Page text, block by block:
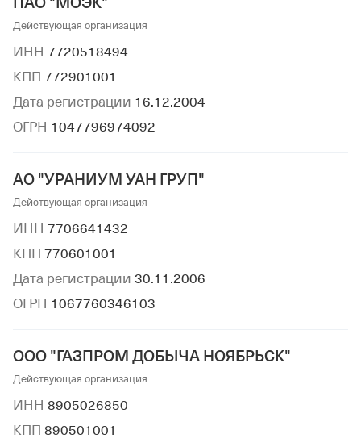
Действующая организация
ИНН 7720518494
КПП 772901001
Дата регистрации 16.12.2004
ОГРН 1047796974092
АО "УРАНИУМ УАН ГРУП"
Действующая организация
ИНН 7706641432
КПП 770601001
Дата регистрации 30.11.2006
ОГРН 1067760346103
ООО "ГАЗПРОМ ДОБЫЧА НОЯБРЬСК"
Действующая организация
ИНН 8905026850
КПП 890501001